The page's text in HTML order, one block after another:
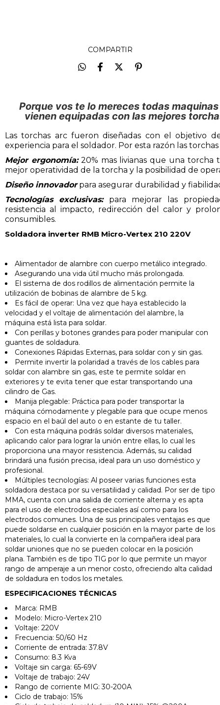
COMPARTIR
Porque vos te lo mereces todas
vienen equipadas con las mejores
Las torchas arc fueron diseñadas con el objetivo
experiencia para el soldador. Por esta razón las
Mejor ergonomía:20% mas livianas que una torcha
mejor operatividad de la torcha y la posibilidad de
Diseño innovadorpara asegurar durabilidad y
Tecnologías exclusivas:para mejorar las
resistencia al impacto, redirección del calor y
consumibles.
Soldadora inverter RMB Micro-Vertex 210 220V
Alimentador de alambre con cuerpo metálico integrado.
Asegurando una vida útil mucho más prolongada.
El sistema de dos rodillos de alimentación permite la
utilización de bobinas de alambre de 5 kg.
Es fácil de operar: Una vez que haya establecido la
velocidad y el voltaje de alimentación del alambre, la
máquina está lista para soldar.
Con perillas y botones grandes para poder manipular con
guantes de soldadura.
Conexiones Rápidas Externas, para soldar con y sin gas.
Permite invertir la polaridad a través de los cables para
soldar con alambre sin gas, este te permite soldar en
exteriores y te evita tener que estar transportando una
cilindro de Gas.
Manija plegable: Práctica para poder transportar la
máquina cómodamente y plegable para que ocupe menos
espacio en el baúl del auto o en estante de tu taller.
Con esta máquina podrás soldar diversos materiales,
aplicando calor para lograr la unión entre ellas, lo cual les
proporciona una mayor resistencia. Además, su calidad
brindará una fusión precisa, ideal para un uso doméstico y
profesional.
Múltiples tecnologías: Al poseer varias funciones esta
soldadora destaca por su versatilidad y calidad. Por ser de tipo
MMA, cuenta con una salida de corriente alterna y es apta
para el uso de electrodos especiales así como para los
electrodos comunes. Una de sus principales ventajas es que
puede soldarse en cualquier posición en la mayor parte de los
materiales, lo cual la convierte en la compañera ideal para
soldar uniones que no se pueden colocar en la posición
plana. También es de tipo TIG por lo que permite un mayor
rango de amperaje a un menor costo, ofreciendo alta calidad
de soldadura en todos los metales.
ESPECIFICACIONES TÉCNICAS
Marca: RMB
Modelo: Micro-Vertex 210
Voltaje: 220V
Frecuencia: 50/60 Hz
Corriente de entrada: 37.8V
Consumo: 8.3 Kva
Voltaje sin carga: 65-69V
Voltaje de trabajo: 24V
Rango de corriente MIG: 30-200A
Ciclo de trabajo: 15%